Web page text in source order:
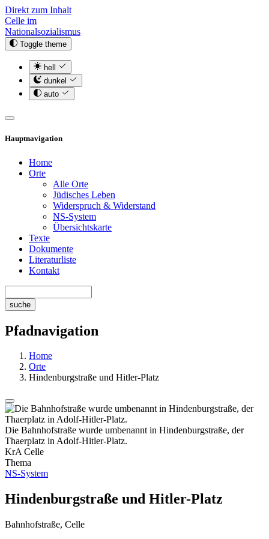
Direkt zum Inhalt
Celle im
Nationalsozialismus
Toggle theme
hell
dunkel
auto
Hauptnavigation
Home
Orte
Alle Orte
Jüdisches Leben
Widerspruch & Widerstand
NS-System
Übersichtskarte
Texte
Dokumente
Literaturliste
Kontakt
Pfadnavigation
Home
Orte
Hindenburgstraße und Hitler-Platz
Die Bahnhofstraße wurde umbenannt in Hindenburgstraße, der
Thaerplatz in Adolf-Hitler-Platz.
KrA Celle
Thema
NS-System
Hindenburgstraße und Hitler-Platz
Bahnhofstraße, Celle